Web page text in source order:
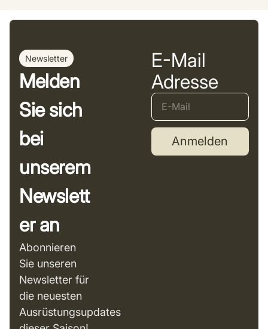
Newsletter
Melden
Sie sich
bei
unserem
Newslett
er an
Abonnieren
Sie unseren
Newsletter für
die neuesten
Ausrüstungsupdates
E-Mail
Adresse
Anmelden